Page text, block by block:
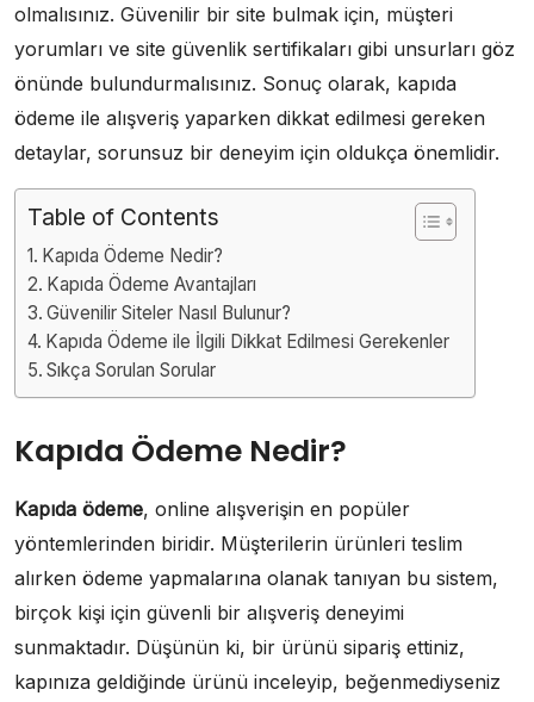
olmalısınız. Güvenilir bir site bulmak için, müşteri
yorumları ve site güvenlik sertifikaları gibi unsurları göz
önünde bulundurmalısınız. Sonuç olarak, kapıda
ödeme ile alışveriş yaparken dikkat edilmesi gereken
detaylar, sorunsuz bir deneyim için oldukça önemlidir.
Table of Contents
Kapıda Ödeme Nedir?
Kapıda Ödeme Avantajları
Güvenilir Siteler Nasıl Bulunur?
Kapıda Ödeme ile İlgili Dikkat Edilmesi Gerekenler
Sıkça Sorulan Sorular
Kapıda Ödeme Nedir?
Kapıda ödeme, online alışverişin en popüler
yöntemlerinden biridir. Müşterilerin ürünleri teslim
alırken ödeme yapmalarına olanak tanıyan bu sistem,
birçok kişi için güvenli bir alışveriş deneyimi
sunmaktadır. Düşünün ki, bir ürünü sipariş ettiniz,
kapınıza geldiğinde ürünü inceleyip, beğenmediyseniz